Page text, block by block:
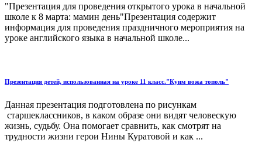
"Презентация для проведения открытого урока в начальной
школе к 8 марта: мамин день"Презентация содержит
информация для проведения праздничного мероприятия на
уроке английского языка в начальной школе...
Презентация детей, использованная на уроке 11 класс."Куим вожа тополь"
Данная презентация подготовлена по рисункам
старшеклассников, в каком образе они видят человескую
жизнь, судьбу. Она помогает сравнить, как смотрят на
трудности жизни герои Нины Куратовой и как ...